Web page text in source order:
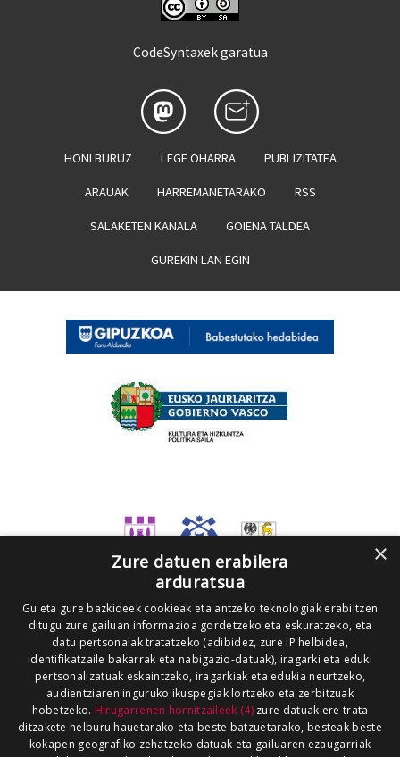
CodeSyntaxek garatua
HONI BURUZ LEGE OHARRA PUBLIZITATEA
ARAUAK HARREMANETARAKO RSS
SALAKETEN KANALA GOIENA TALDEA
GUREKIN LAN EGIN
×
Zure datuen erabilera
arduratsua
Gu eta gure bazkideek cookieak eta antzeko teknologiak erabiltzen
ditugu zure gailuan informazioa gordetzeko eta eskuratzeko, eta
datu pertsonalak tratatzeko (adibidez, zure IP helbidea,
identifikatzaile bakarrak eta nabigazio-datuak), iragarki eta eduki
pertsonalizatuak eskaintzeko, iragarkiak eta edukia neurtzeko,
audientziaren inguruko ikuspegiak lortzeko eta zerbitzuak
hobetzeko. Hirugarrenen hornitzaileek (4)zure datuak ere trata
ditzakete helburu hauetarako eta beste batzuetarako, besteak beste
kokapen geografiko zehatzeko datuak eta gailuaren ezaugarriak